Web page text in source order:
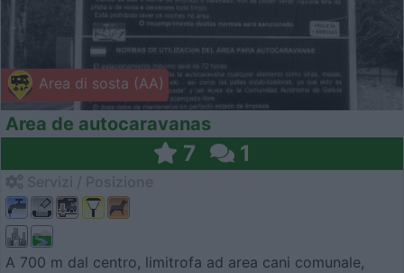
Area di sosta (AA)
Area de autocaravanas
7 1
A 700 m dal centro, limitrofa ad area cani comunale,